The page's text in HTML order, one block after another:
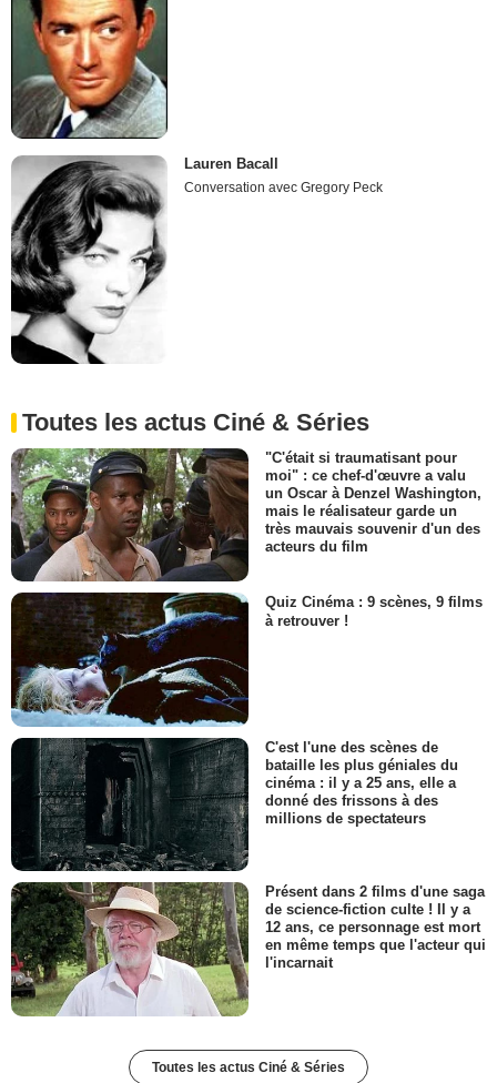
Lauren Bacall
Conversation avec Gregory Peck
Toutes les actus Ciné & Séries
"C'était si traumatisant pour
moi" : ce chef-d'œuvre a valu
un Oscar à Denzel Washington,
mais le réalisateur garde un
très mauvais souvenir d'un des
acteurs du film
Quiz Cinéma : 9 scènes, 9 films
à retrouver !
C'est l'une des scènes de
bataille les plus géniales du
cinéma : il y a 25 ans, elle a
donné des frissons à des
millions de spectateurs
Présent dans 2 films d'une saga
de science-fiction culte ! Il y a
12 ans, ce personnage est mort
en même temps que l'acteur qui
l'incarnait
Toutes les actus Ciné & Séries